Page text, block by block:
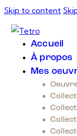
Skip to content
Accueil
À propos
Mes